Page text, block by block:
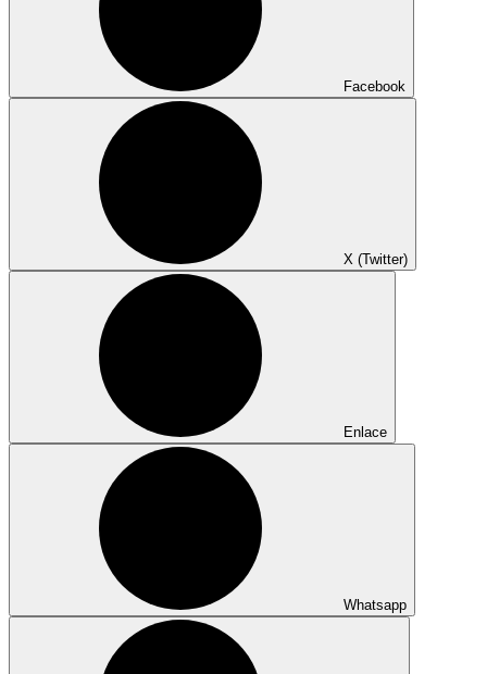
Facebook
X (Twitter)
Enlace
Whatsapp